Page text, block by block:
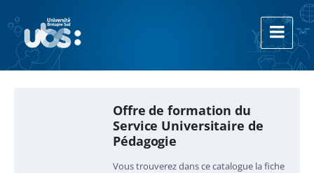
contenu
navigation
principale
footer
Offre de formation du
Service Universitaire de
Pédagogie
Vous trouverez dans ce catalogue la fiche